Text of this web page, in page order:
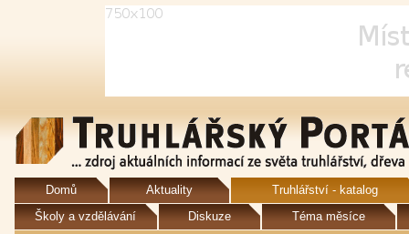
Domů Aktuality
Truhlářství - katalog
Školy a vzdělávání
Diskuze Téma měsíce